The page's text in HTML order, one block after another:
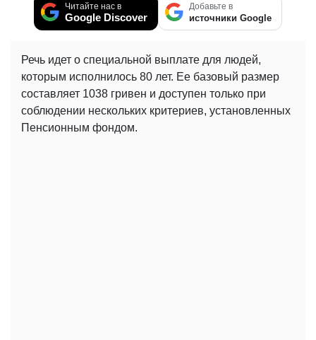
Читайте нас в
Google Discover
Добавьте в
источники Google
Речь идет о специальной выплате для людей,
которым исполнилось 80 лет. Ее базовый размер
составляет 1038 гривен и доступен только при
соблюдении нескольких критериев, установленных
Пенсионным фондом.